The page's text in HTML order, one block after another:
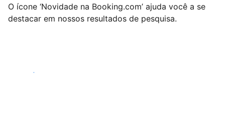
O ícone ‘Novidade na Booking.com’ ajuda você a se
destacar em nossos resultados de pesquisa.
Começar